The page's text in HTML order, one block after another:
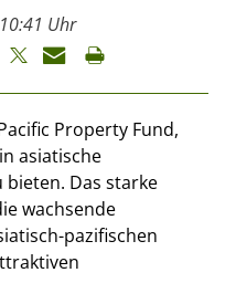
Uhr
Property Fund,
asiatische
Das starke
wachsende
pazifischen